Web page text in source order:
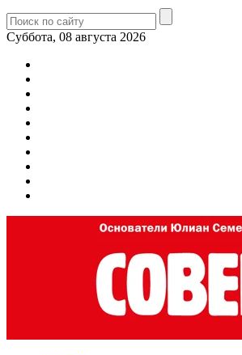
Суббота, 08 августа 2026